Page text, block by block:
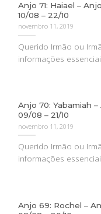
Anjo 71: Haiael –
10/08 – 22/10
novembro 11, 2019
Querido Irmão ou
informações
Anjo 70: Yabamiah
09/08 – 21/10
novembro 11, 2019
Querido Irmão ou
informações
Anjo 69: Rochel –